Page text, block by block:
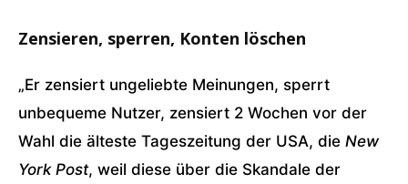
Zensieren, sperren, Konten löschen
„Er zensiert ungeliebte Meinungen, sperrt
unbequeme Nutzer, zensiert 2 Wochen vor der
Wahl die älteste Tageszeitung der USA, die New
York Post, weil diese über die Skandale der